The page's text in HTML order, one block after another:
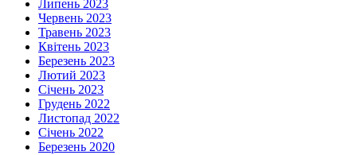
Липень 2023
Червень 2023
Травень 2023
Квітень 2023
Березень 2023
Лютий 2023
Січень 2023
Грудень 2022
Листопад 2022
Січень 2022
Березень 2020